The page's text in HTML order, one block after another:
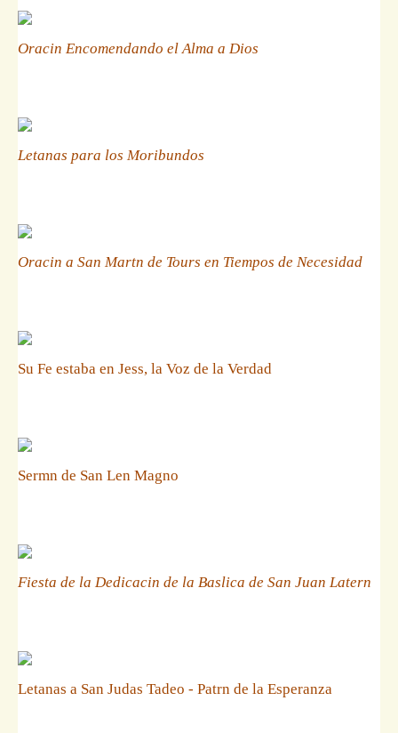
Oracin Encomendando el Alma a Dios
Letanas para los Moribundos
Oracin a San Martn de Tours en Tiempos de Necesidad
Su Fe estaba en Jess, la Voz de la Verdad
Sermn de San Len Magno
Fiesta de la Dedicacin de la Baslica de San Juan Latern
Letanas a San Judas Tadeo - Patrn de la Esperanza